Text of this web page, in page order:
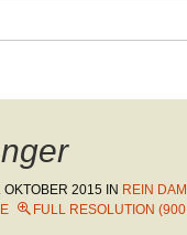
OKTOBER 2015 IN REIN
FULL RESOLUTION